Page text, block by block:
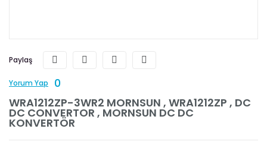
Paylaş
Yorum Yap
0
WRA1212ZP-3WR2 MORNSUN , WRA1212ZP , DC
DC CONVERTOR , MORNSUN DC DC
KONVERTÖR